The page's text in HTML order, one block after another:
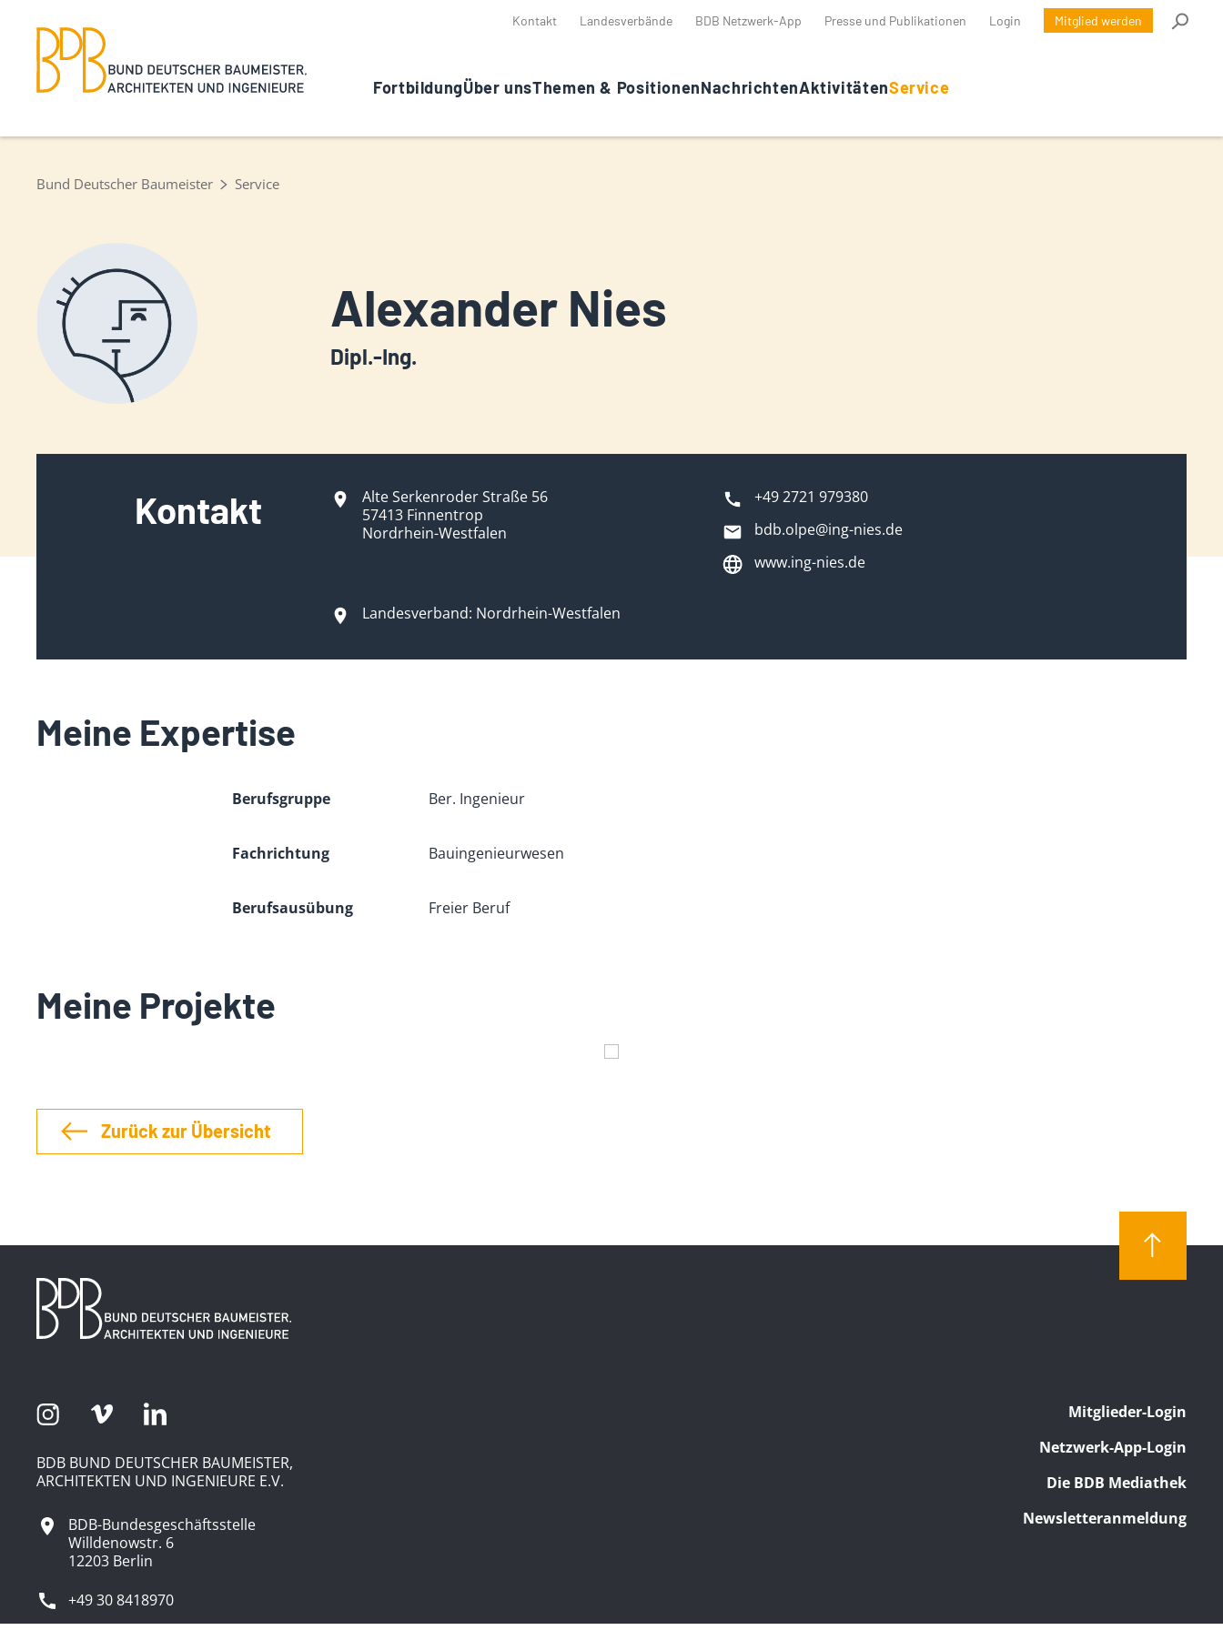
Kontakt Landesverbände BDB Netzwerk-App Presse und Publikationen Login Mitglied werden
FortbildungÜber unsThemen & PositionenNachrichtenAktivitätenService
Bund Deutscher Baumeister Service
Alexander Nies
Dipl.-Ing.
Kontakt
Alte Serkenroder Straße 56
57413 Finnentrop
Nordrhein-Westfalen
+49 2721 979380
bdb.olpe@ing-nies.de
www.ing-nies.de
Landesverband: Nordrhein-Westfalen
Meine Expertise
Berufsgruppe Ber. Ingenieur
Fachrichtung Bauingenieurwesen
Berufsausübung Freier Beruf
Meine Projekte
Zurück zur Übersicht
BDB BUND DEUTSCHER BAUMEISTER,
ARCHITEKTEN UND INGENIEURE E.V.
BDB-Bundesgeschäftsstelle
Willdenowstr. 6
12203 Berlin
+49 30 8418970
Mitglieder-Login
Netzwerk-App-Login
Die BDB Mediathek
Newsletteranmeldung